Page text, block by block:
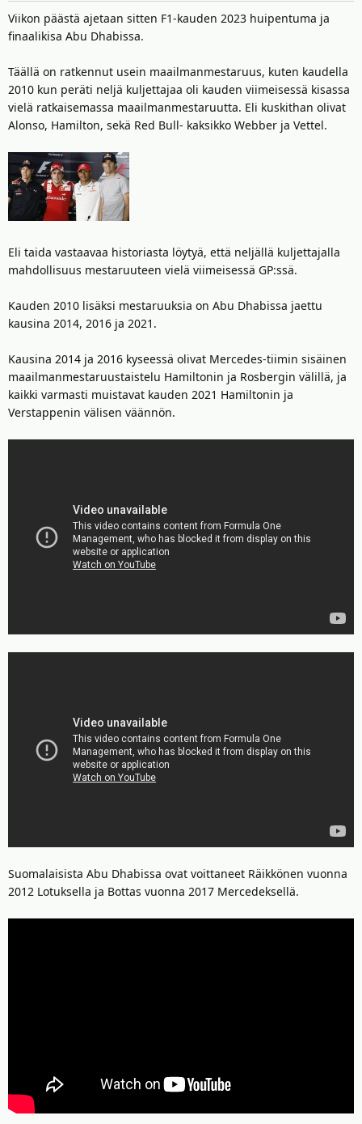
Viikon päästä ajetaan sitten F1-kauden 2023 huipentuma ja
finaalikisa Abu Dhabissa.
Täällä on ratkennut usein maailmanmestaruus, kuten kaudella
2010 kun peräti neljä kuljettajaa oli kauden viimeisessä kisassa
vielä ratkaisemassa maailmanmestaruutta. Eli kuskithan olivat
Alonso, Hamilton, sekä Red Bull- kaksikko Webber ja Vettel.
Eli taida vastaavaa historiasta löytyä, että neljällä kuljettajalla
mahdollisuus mestaruuteen vielä viimeisessä GP:ssä.
Kauden 2010 lisäksi mestaruuksia on Abu Dhabissa jaettu
kausina 2014, 2016 ja 2021.
Kausina 2014 ja 2016 kyseessä olivat Mercedes-tiimin sisäinen
maailmanmestaruustaistelu Hamiltonin ja Rosbergin välillä, ja
kaikki varmasti muistavat kauden 2021 Hamiltonin ja
Verstappenin välisen väännön.
Suomalaisista Abu Dhabissa ovat voittaneet Räikkönen vuonna
2012 Lotuksella ja Bottas vuonna 2017 Mercedeksellä.